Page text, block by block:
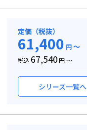
定価（税抜）
61,400 円～
税込 67,540円 ～
シリーズ一覧へ